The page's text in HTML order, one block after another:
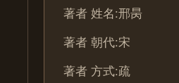
著者 姓名:邢昺
著者 朝代:宋
著者 方式:疏